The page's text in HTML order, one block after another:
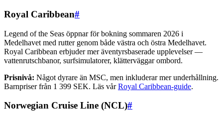
Royal Caribbean#
Legend of the Seas öppnar för bokning sommaren 2026 i
Medelhavet med rutter genom både västra och östra Medelhavet.
Royal Caribbean erbjuder mer äventyrsbaserade upplevelser —
vattenrutschbanor, surfsimulatorer, klätterväggar ombord.
Prisnivå: Något dyrare än MSC, men inkluderar mer underhållning.
Barnpriser från 1 399 SEK. Läs vårRoyal Caribbean-guide.
Norwegian Cruise Line (NCL)#